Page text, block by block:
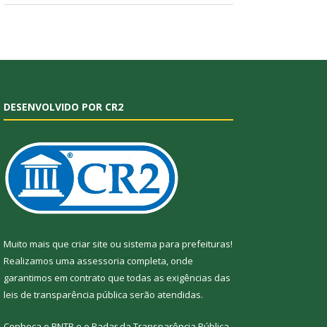
DESENVOLVIDO POR CR2
Muito mais que criar site ou sistema para prefeituras!
Realizamos uma assessoria completa, onde
garantimos em contrato que todas as exigências das
leis de transparência pública serão atendidas.